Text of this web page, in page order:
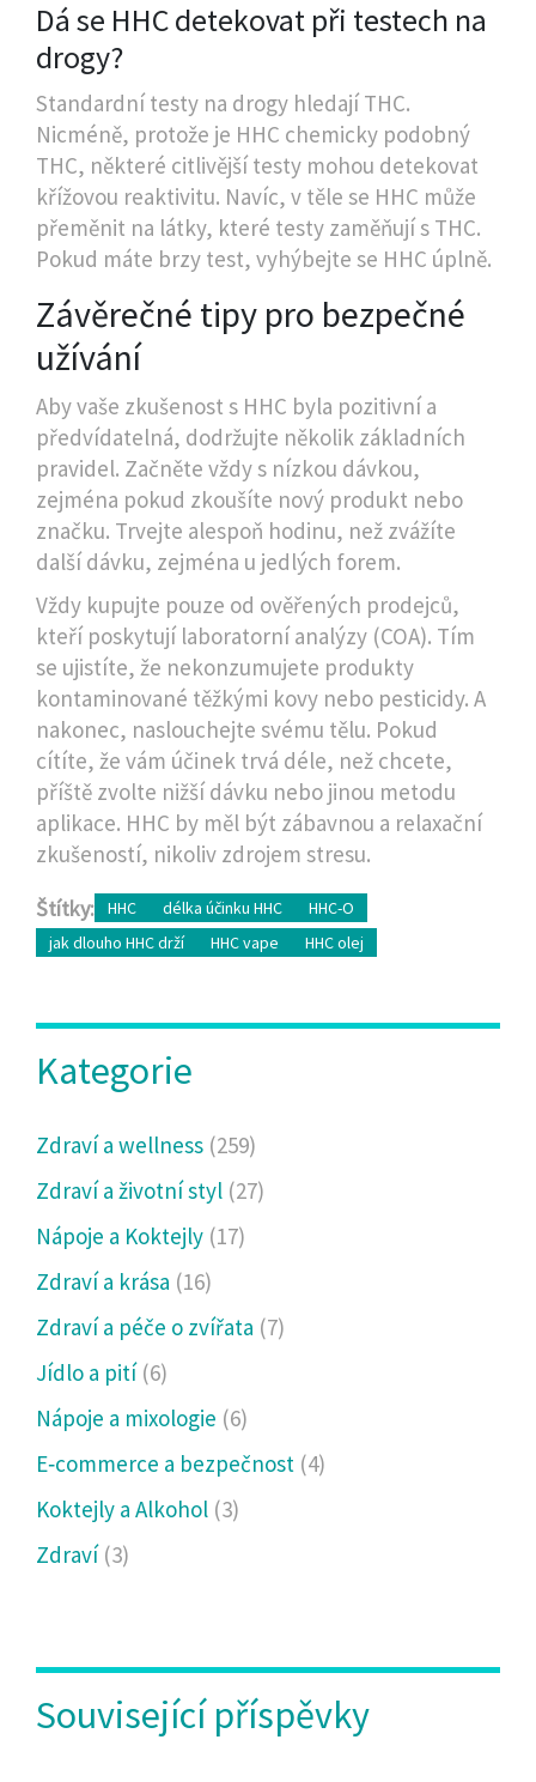
Dá se HHC detekovat při testech na
drogy?
Standardní testy na drogy hledají THC.
Nicméně, protože je HHC chemicky podobný
THC, některé citlivější testy mohou detekovat
křížovou reaktivitu. Navíc, v těle se HHC může
přeměnit na látky, které testy zaměňují s THC.
Pokud máte brzy test, vyhýbejte se HHC úplně.
Závěrečné tipy pro bezpečné
užívání
Aby vaše zkušenost s HHC byla pozitivní a
předvídatelná, dodržujte několik základních
pravidel. Začněte vždy s nízkou dávkou,
zejména pokud zkoušíte nový produkt nebo
značku. Trvejte alespoň hodinu, než zvážíte
další dávku, zejména u jedlých forem.
Vždy kupujte pouze od ověřených prodejců,
kteří poskytují laboratorní analýzy (COA). Tím
se ujistíte, že nekonzumujete produkty
kontaminované těžkými kovy nebo pesticidy. A
nakonec, naslouchejte svému tělu. Pokud
cítíte, že vám účinek trvá déle, než chcete,
příště zvolte nižší dávku nebo jinou metodu
aplikace. HHC by měl být zábavnou a relaxační
zkušeností, nikoliv zdrojem stresu.
Štítky: HHC délka účinku HHC
HHC-O
jak dlouho HHC drží
HHC vape HHC olej
Kategorie
Zdraví a wellness (259)
Zdraví a životní styl (27)
Nápoje a Koktejly (17)
Zdraví a krása (16)
Zdraví a péče o zvířata (7)
Jídlo a pití (6)
Nápoje a mixologie (6)
E‑commerce a bezpečnost (4)
Koktejly a Alkohol (3)
Zdraví (3)
Související příspěvky